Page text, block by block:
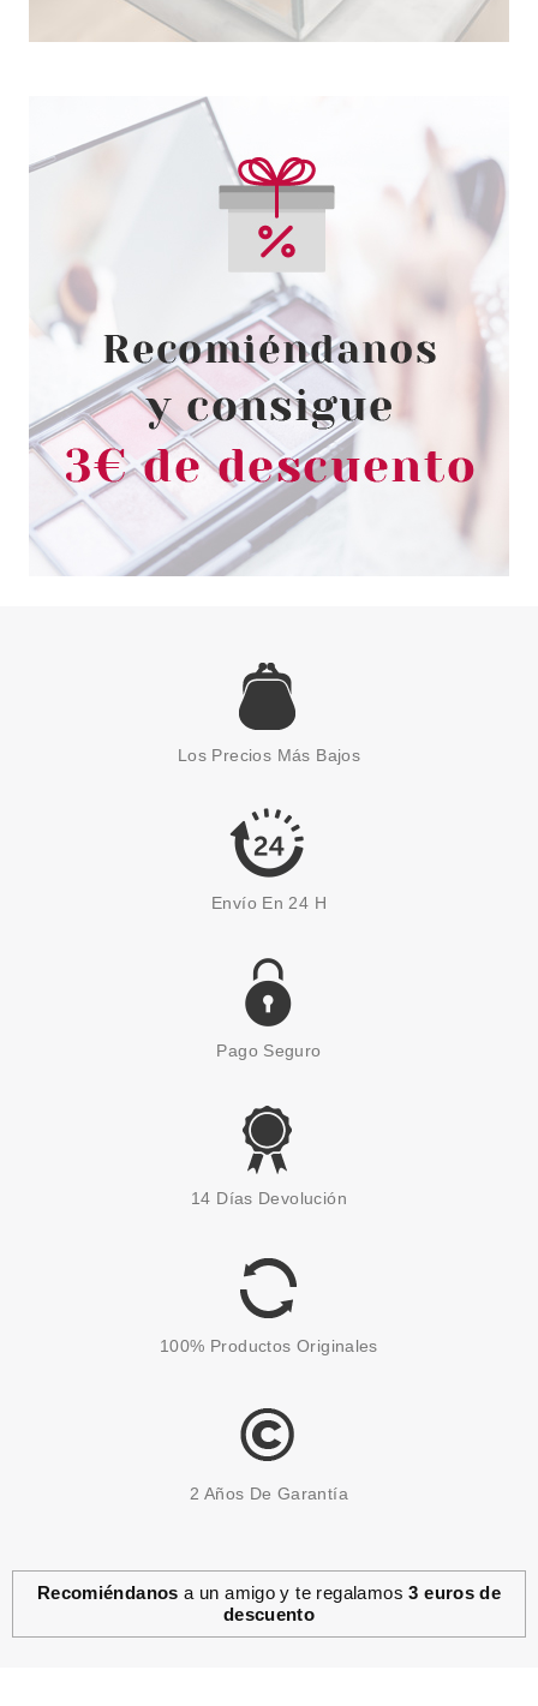
Los Precios Más Bajos
Envío En 24 H
Pago Seguro
14 Días Devolución
100% Productos Originales
2 Años De Garantía
Recomiéndanos a un amigo y te regalamos3 euros de
descuento